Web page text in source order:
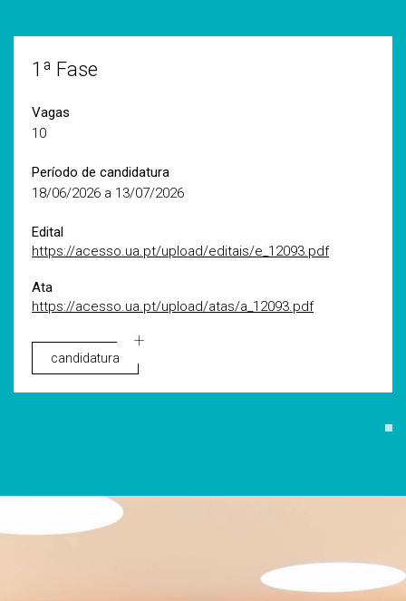
1ª Fase
Vagas
10
Período de candidatura
18/06/2026 a 13/07/2026
Edital
https://acesso.ua.pt/upload/editais/e_12093.pdf
Ata
https://acesso.ua.pt/upload/atas/a_12093.pdf
candidatura